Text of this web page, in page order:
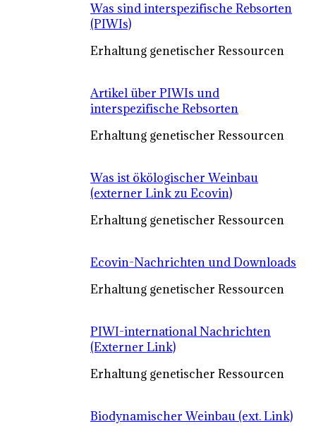
Was sind interspezifische Rebsorten
(PIWIs)
Erhaltung genetischer Ressourcen
Artikel über PIWIs und
interspezifische Rebsorten
Erhaltung genetischer Ressourcen
Was ist ökölogischer Weinbau
(externer Link zu Ecovin)
Erhaltung genetischer Ressourcen
Ecovin-Nachrichten und Downloads
Erhaltung genetischer Ressourcen
PIWI-international Nachrichten
(Externer Link)
Erhaltung genetischer Ressourcen
Biodynamischer Weinbau (ext. Link)